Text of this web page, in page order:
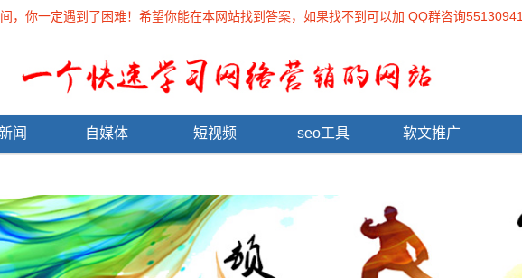
，你一定遇到了困难！希望你能在本网站找到答案，如果找不到可以加 QQ群咨询55130941
闻 自媒体 短视频 seo工具 软文推广